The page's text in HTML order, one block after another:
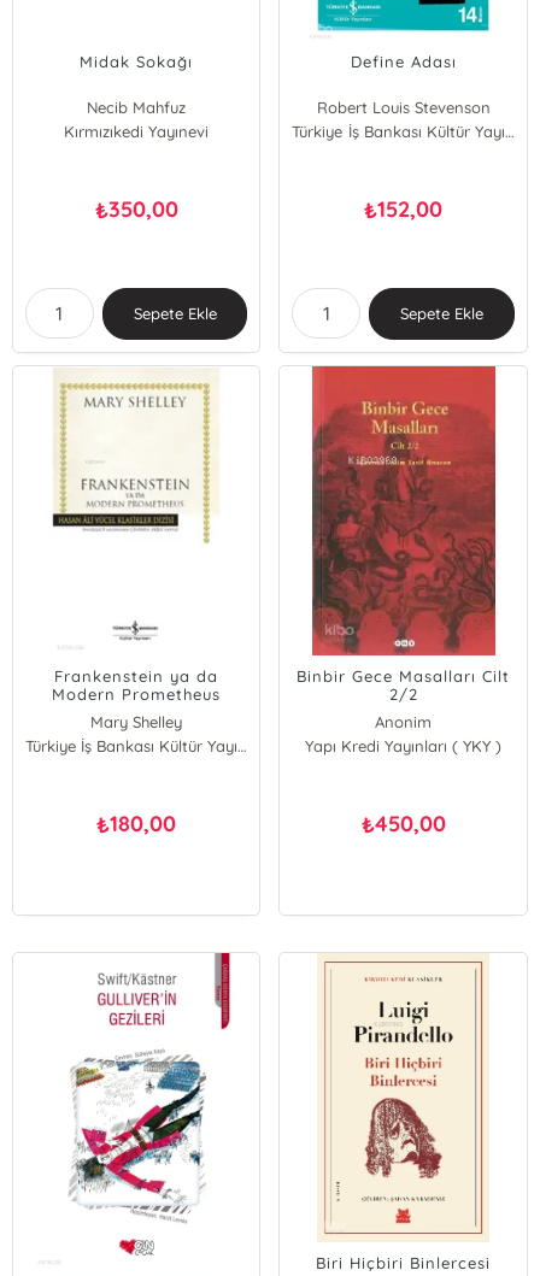
Midak Sokağı
Necib Mahfuz
Kırmızıkedi Yayınevi
₺350,00
Sepete Ekle
Define Adası
Robert Louis Stevenson
Türkiye İş Bankası Kültür Yayınları
₺152,00
Sepete Ekle
Frankenstein ya da
Modern Prometheus
Mary Shelley
Türkiye İş Bankası Kültür Yayınları
₺180,00
Binbir Gece Masalları Cilt
2/2
Anonim
Yapı Kredi Yayınları ( YKY )
₺450,00
Biri Hiçbiri Binlercesi